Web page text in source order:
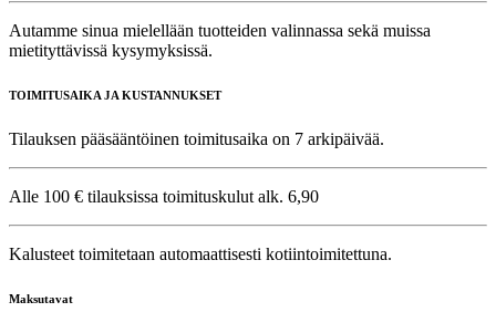
Autamme sinua mielellään tuotteiden valinnassa sekä muissa
mietityttävissä kysymyksissä.
TOIMITUSAIKA JA KUSTANNUKSET
Tilauksen pääsääntöinen toimitusaika on 7 arkipäivää.
Alle 100 € tilauksissa toimituskulut alk. 6,90
Kalusteet toimitetaan automaattisesti kotiintoimitettuna.
Maksutavat